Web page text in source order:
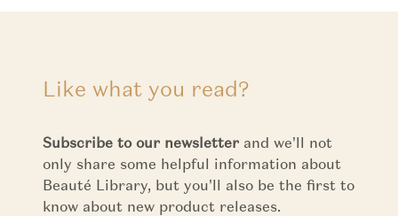
Like what you read?
Subscribe to our newsletter and we'll not
only share some helpful information about
Beauté Library, but you'll also be the first to
know about new product releases.